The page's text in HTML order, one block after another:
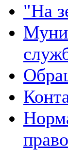
"На